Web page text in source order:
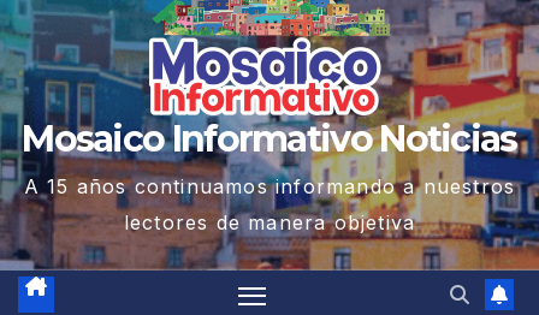
Mosaico Informativo Noticias
A 15 años continuamos informando a nuestros
lectores de manera objetiva